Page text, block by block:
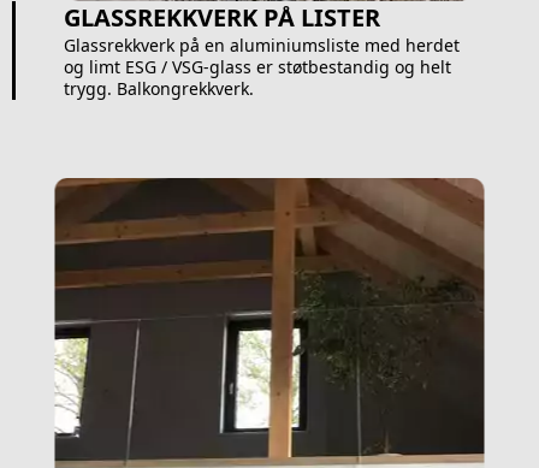
GLASSREKKVERK PÅ LISTER
Glassrekkverk på en aluminiumsliste med herdet
og limt ESG / VSG-glass er støtbestandig og helt
trygg. Balkongrekkverk.